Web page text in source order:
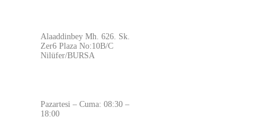
Alaaddinbey Mh. 626. Sk.
Zer6 Plaza No:10B/C
Nilüfer/BURSA
Pazartesi – Cuma: 08:30 –
18:00